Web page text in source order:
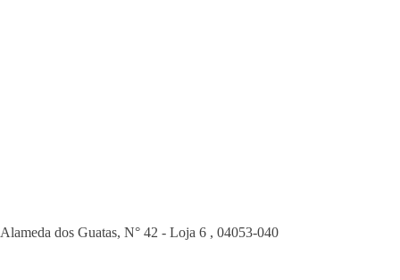
Alameda dos Guatas, N° 42 - Loja 6 , 04053-040